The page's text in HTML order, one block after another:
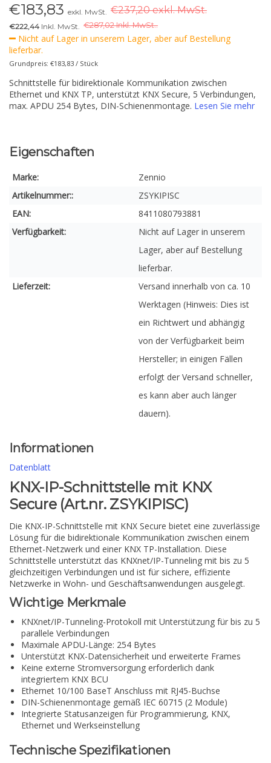
€183,83 exkl. MwSt. €237,20 exkl. MwSt.
€222,44 Inkl. MwSt. €287,02 Inkl. MwSt..
Nicht auf Lager in unserem Lager, aber auf Bestellung
lieferbar.
Grundpreis: €183,83 / Stück
Schnittstelle für bidirektionale Kommunikation zwischen
Ethernet und KNX TP, unterstützt KNX Secure, 5 Verbindungen,
max. APDU 254 Bytes, DIN-Schienenmontage. Lesen Sie mehr
Eigenschaften
Marke:
Zennio
Artikelnummer::
ZSYKIPISC
EAN:
8411080793881
Verfügbarkeit:
Nicht auf Lager in unserem
Lager, aber auf Bestellung
lieferbar.
Lieferzeit:
Versand innerhalb von ca. 10
Werktagen (Hinweis: Dies ist
ein Richtwert und abhängig
von der Verfügbarkeit beim
Hersteller; in einigen Fällen
erfolgt der Versand schneller,
es kann aber auch länger
dauern).
Informationen
Datenblatt
KNX-IP-Schnittstelle mit KNX
Secure (Art.nr. ZSYKIPISC)
Die KNX-IP-Schnittstelle mit KNX Secure bietet eine zuverlässige
Lösung für die bidirektionale Kommunikation zwischen einem
Ethernet-Netzwerk und einer KNX TP-Installation. Diese
Schnittstelle unterstützt das KNXnet/IP-Tunneling mit bis zu 5
gleichzeitigen Verbindungen und ist für sichere, effiziente
Netzwerke in Wohn- und Geschäftsanwendungen ausgelegt.
Wichtige Merkmale
KNXnet/IP-Tunneling-Protokoll mit Unterstützung für bis zu 5
parallele Verbindungen
Maximale APDU-Länge: 254 Bytes
Unterstützt KNX-Datensicherheit und erweiterte Frames
Keine externe Stromversorgung erforderlich dank
integriertem KNX BCU
Ethernet 10/100 BaseT Anschluss mit RJ45-Buchse
DIN-Schienenmontage gemäß IEC 60715 (2 Module)
Integrierte Statusanzeigen für Programmierung, KNX,
Ethernet und Werkseinstellung
Technische Spezifikationen